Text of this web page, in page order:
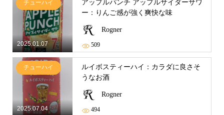
2025.01.07
チューハイ
アップルパンチ アップルサイダーサワ
ー：りんご感が強く爽快な味
Rogner
509
2025.07.04
チューハイ
ルイボスティーハイ：カラダに良さそ
うなお酒
Rogner
494